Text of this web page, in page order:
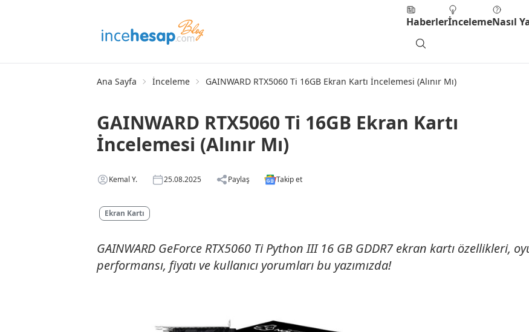
HaberlerİncelemeNasıl
Ana Sayfa İnceleme GAINWARD RTX5060 Ti 16GB Ekran Kartı İncelemesi (Alınır Mı)
GAINWARD RTX5060 Ti 16GB Ekran Kartı
İncelemesi (Alınır Mı)
Kemal Y. 25.08.2025 Paylaş Takip et
Ekran Kartı
GAINWARD GeForce RTX5060 Ti Python III 16 GB GDDR7 ekran kartı özellikleri,
performansı, fiyatı ve kullanıcı yorumları bu yazımızda!